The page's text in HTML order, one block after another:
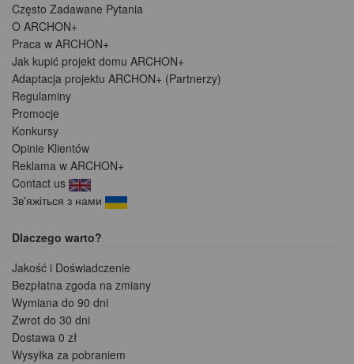
Często Zadawane Pytania
O ARCHON+
Praca w ARCHON+
Jak kupić projekt domu ARCHON+
Adaptacja projektu ARCHON+ (Partnerzy)
Regulaminy
Promocje
Konkursy
Opinie Klientów
Reklama w ARCHON+
Contact us
Зв'яжіться з нами
Dlaczego warto?
Jakość i Doświadczenie
Bezpłatna zgoda na zmiany
Wymiana do 90 dni
Zwrot do 30 dni
Dostawa 0 zł
Wysyłka za pobraniem